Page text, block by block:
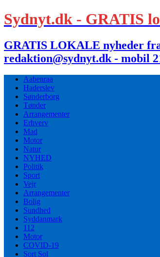
Sydnyt.dk - GRATIS
GRATIS LOKALE nyheder
redaktion@sydnyt.dk - mobil
Aabenraa
Haderslev
Sønderborg
Tønder
Arrangementer
Erhverv
Mad
Motor
Natur
NYHED
Politik
Sport
Vejr
Arrangementer
Bolig
Sundhed
Syddanmark
112
Motor
COVID-19
Sort Sol